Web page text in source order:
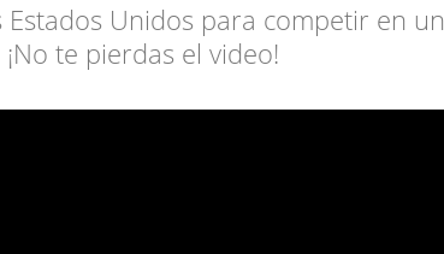
Unidos para competir en un
te pierdas el video!